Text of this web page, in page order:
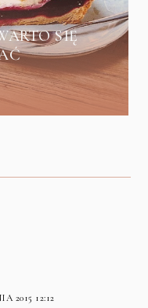
SIĘ
2015 12:12